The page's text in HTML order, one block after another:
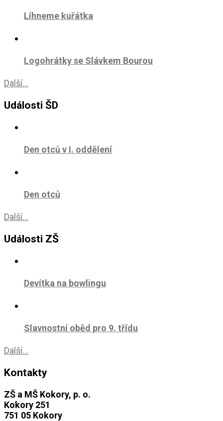
Líhneme kuřátka
Logohrátky se Slávkem Bourou
Další...
Události ŠD
Den otců v I. oddělení
Den otců
Další...
Události ZŠ
Devítka na bowlingu
Slavnostní oběd pro 9. třídu
Další...
Kontakty
ZŠ a MŠ Kokory, p. o.
Kokory 251
751 05 Kokory